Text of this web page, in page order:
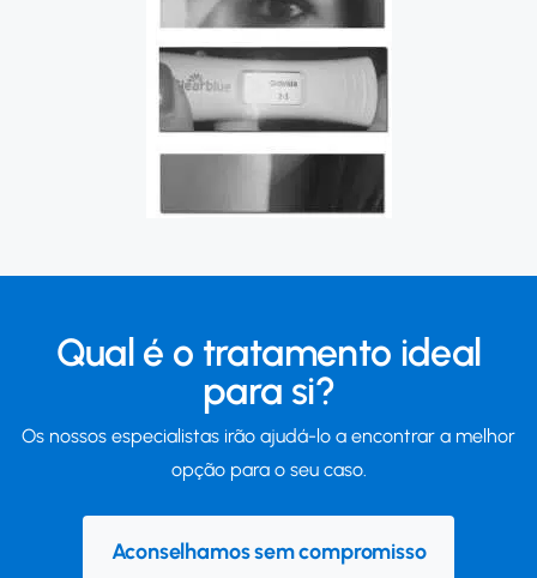
Qual é o tratamento ideal
para si?
Os nossos especialistas irão ajudá-lo a encontrar a melhor
opção para o seu caso.
Aconselhamos sem compromisso